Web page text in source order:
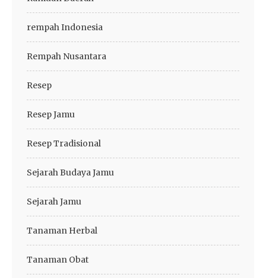
rempah Indonesia
Rempah Nusantara
Resep
Resep Jamu
Resep Tradisional
Sejarah Budaya Jamu
Sejarah Jamu
Tanaman Herbal
Tanaman Obat